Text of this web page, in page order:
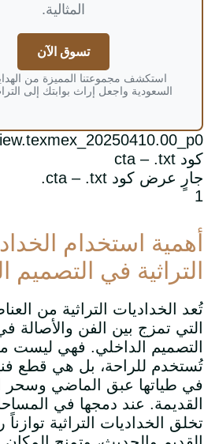
المثالية.
تسوق الآن
استكشف مجموعتنا المميزة من الهدايا
السعودية واجعل إراث بوابتك إلى
كود cta – .txt
جارٍ عرض كود cta – .txt.
1
أهمية استخدام
التراثية في التصميم
تُعد الخداديات التراثية من
التي تمزج بين الفن والأصالة
التصميم الداخلي. فهي ليست
تُستخدم للراحة، بل هي قطع
في طياتها عبق الماضي وسحر
القديمة. عند دمجها في
تخلق الخداديات التراثية توازناً